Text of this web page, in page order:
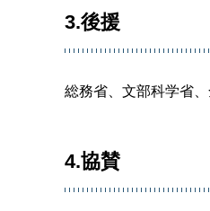
3.後援
総務省、文部科学省
4.協賛